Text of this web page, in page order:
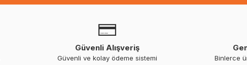
Güvenli Alışveriş
Güvenli ve kolay ödeme sistemi Binlerce